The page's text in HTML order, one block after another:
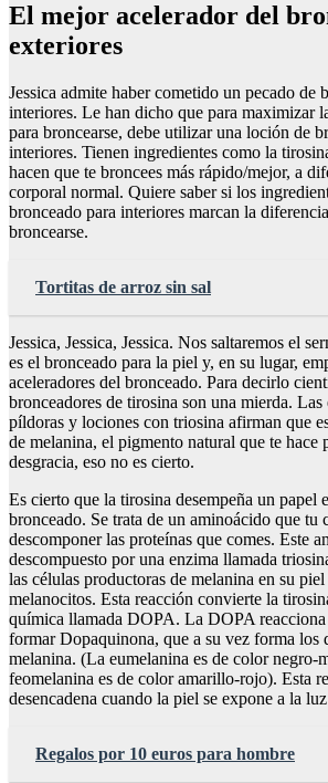
El mejor acelerador del
exteriores
Jessica admite haber cometido un pecado de
interiores. Le han dicho que para maximizar
para broncearse, debe utilizar una loción de
interiores. Tienen ingredientes como la
hacen que te broncees más rápido/mejor, a
corporal normal. Quiere saber si los
bronceado para interiores marcan la
broncearse.
Tortitas de arroz sin sal
Jessica, Jessica, Jessica. Nos saltaremos el
es el bronceado para la piel y, en su lugar,
aceleradores del bronceado. Para decirlo
bronceadores de tirosina son una mierda. Las
píldoras y lociones con triosina afirman que
de melanina, el pigmento natural que te hace
desgracia, eso no es cierto.
Es cierto que la tirosina desempeña un papel
bronceado. Se trata de un aminoácido que tu
descomponer las proteínas que comes. Este
descompuesto por una enzima llamada
las células productoras de melanina en su
melanocitos. Esta reacción convierte la
química llamada DOPA. La DOPA reacciona
formar Dopaquinona, que a su vez forma los
melanina. (La eumelanina es de color negro-
feomelanina es de color amarillo-rojo). Esta
desencadena cuando la piel se expone a la
Regalos por 10 euros para hombre